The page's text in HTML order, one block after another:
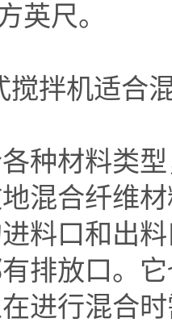
英尺。
搅拌机适合
种材料类
混合纤维
料口和出
排放口。
进行混合